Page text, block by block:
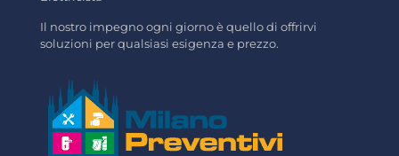
Il nostro impegno ogni giorno è quello di offrirvi
soluzioni per qualsiasi esigenza e prezzo.